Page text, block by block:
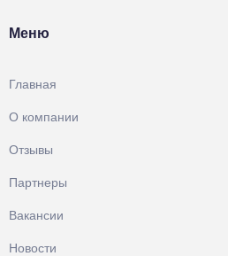
Меню
Главная
О компании
Отзывы
Партнеры
Вакансии
Новости